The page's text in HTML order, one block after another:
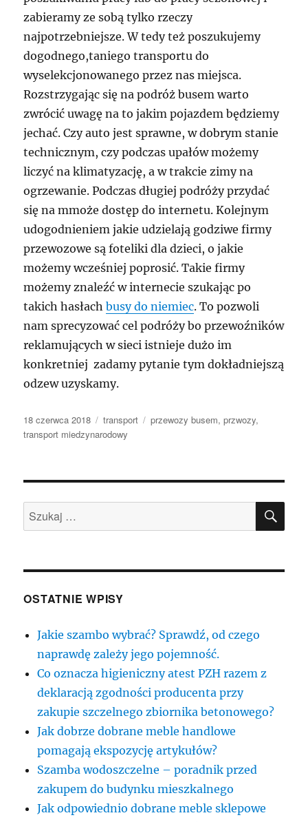
zabieramy ze sobą tylko rzeczy
najpotrzebniejsze. W tedy też poszukujemy
dogodnego,taniego transportu do
wyselekcjonowanego przez nas miejsca.
Rozstrzygając się na podróż busem warto
zwrócić uwagę na to jakim pojazdem będziemy
jechać. Czy auto jest sprawne, w dobrym stanie
technicznym, czy podczas upałów możemy
liczyć na klimatyzację, a w trakcie zimy na
ogrzewanie. Podczas długiej podróży przydać
się na mmoże dostęp do internetu. Kolejnym
udogodnieniem jakie udzielają godziwe firmy
przewozowe są foteliki dla dzieci, o jakie
możemy wcześniej poprosić. Takie firmy
możemy znaleźć w internecie szukając po
takich hasłachbusy do niemiec. To pozwoli
nam sprecyzować cel podróży bo przewoźników
reklamujących w sieci istnieje dużo im
konkretniej zadamy pytanie tym dokładniejszą
odzew uzyskamy.
Data
publikacji
18 czerwca 2018 Kategorie
transport Tagi
przewozy busem,przwozy,
transport miedzynarodowy
Szukaj:
OSTATNIE WPISY
Jakie szambo wybrać? Sprawdź, od czego
naprawdę zależy jego pojemność.
Co oznacza higieniczny atest PZH razem z
deklaracją zgodności producenta przy
zakupie szczelnego zbiornika betonowego?
Jak dobrze dobrane meble handlowe
pomagają ekspozycję artykułów?
Szamba wodoszczelne – poradnik przed
zakupem do budynku mieszkalnego
Jak odpowiednio dobrane meble sklepowe